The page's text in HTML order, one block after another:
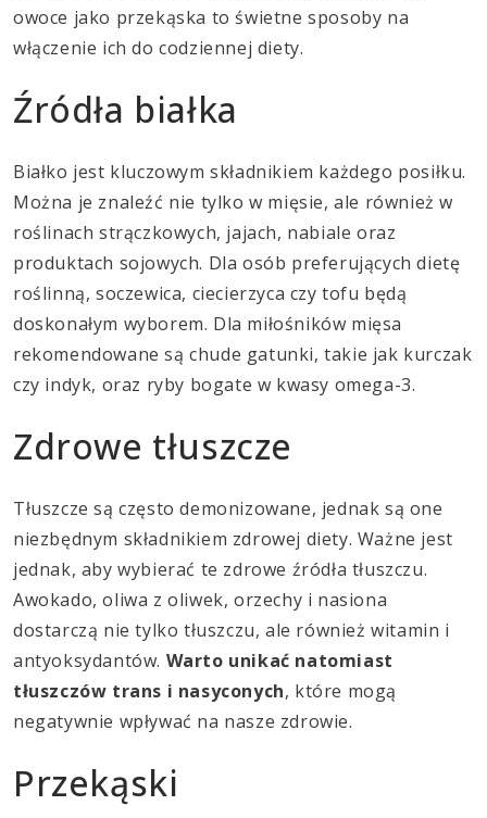
owoce jako przekąska to świetne sposoby na
włączenie ich do codziennej diety.
Źródła białka
Białko jest kluczowym składnikiem każdego posiłku.
Można je znaleźć nie tylko w mięsie, ale również w
roślinach strączkowych, jajach, nabiale oraz
produktach sojowych. Dla osób preferujących dietę
roślinną, soczewica, ciecierzyca czy tofu będą
doskonałym wyborem. Dla miłośników mięsa
rekomendowane są chude gatunki, takie jak kurczak
czy indyk, oraz ryby bogate w kwasy omega-3.
Zdrowe tłuszcze
Tłuszcze są często demonizowane, jednak są one
niezbędnym składnikiem zdrowej diety. Ważne jest
jednak, aby wybierać te zdrowe źródła tłuszczu.
Awokado, oliwa z oliwek, orzechy i nasiona
dostarczą nie tylko tłuszczu, ale również witamin i
antyoksydantów. Warto unikać natomiast
tłuszczów trans i nasyconych, które mogą
negatywnie wpływać na nasze zdrowie.
Przekąski